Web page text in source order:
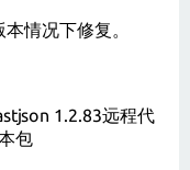
情况下修复。
1.2.83远程代
包